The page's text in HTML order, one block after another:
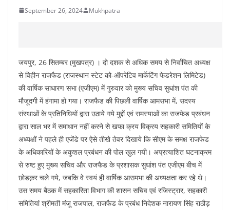
September 26, 2024 Mukhpatra
जयपुर, 26 सितम्बर (मुखपत्र) । दो दशक से अधिक समय से निर्वाचित अध्यक्ष
से विहीन राजफैड (राजस्थान स्टेट को-ऑपरेटिव मार्केटिंग फेडरेशन लिमिटेड)
की वार्षिक साधारण सभा (एजीएम) में गुरुवार को मुख्य सचिव सुधांश पंत की
मौजूदगी में हंगामा हो गया। राजफैड की पिछली वार्षिक आमसभा में, सदस्य
संस्थाओं के प्रतिनिधियों द्वारा उठाये गये मुद्दों एवं समस्याओं का राजफेड प्रबंधन
द्वारा साल भर में समाधान नहीं करने से खफा क्रय विक्रय सहकारी समितियों के
अध्यक्षों ने पहले ही एजेंडे पर ऐसे तीखे तेवर दिखाये कि सीएम के समक्ष राजफेड
के अधिकारियों के अकुशल प्रबंधन की पोल खुल गयी। अप्रत्याशित घटनाक्रम
से रुष्ट हुए मुख्य सचिव और राजफैड के प्रशासक सुधांश पंत एजीएम बीच में
छोडक़र चले गये, जबकि वे स्वयं ही वार्षिक आसमभा की अध्यक्षता कर रहे थे।
उस समय बैठक में सहकारिता विभाग की शासन सचिव एवं रजिस्ट्रार, सहकारी
समितियां श्रीमती मंजू राजपाल, राजफैड के प्रबंध निदेशक नारायण सिंह राठौड़